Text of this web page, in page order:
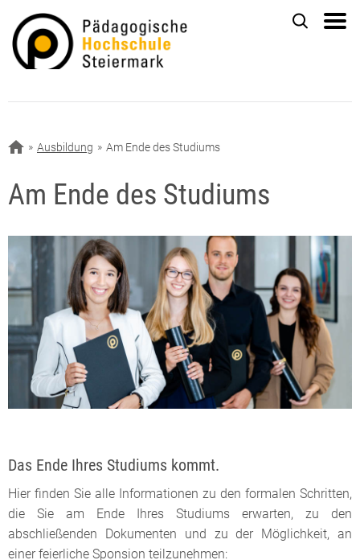
Ausbildung Am Ende des Studiums
Am Ende des Studiums
Das Ende Ihres Studiums kommt.
Hier finden Sie alle Informationen zu den formalen Schritten,
die Sie am Ende Ihres Studiums erwarten, zu den
abschließenden Dokumenten und zu der Möglichkeit, an
einer feierliche Sponsion teilzunehmen: